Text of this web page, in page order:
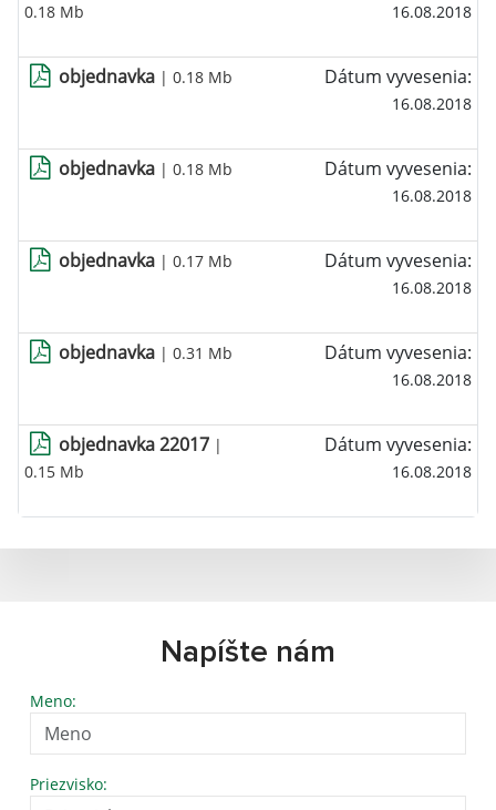
0.18 Mb
16.08.2018
objednavka | 0.18 Mb Dátum vyvesenia:
16.08.2018
objednavka | 0.18 Mb Dátum vyvesenia:
16.08.2018
objednavka | 0.17 Mb Dátum vyvesenia:
16.08.2018
objednavka | 0.31 Mb Dátum vyvesenia:
16.08.2018
objednavka 22017 |
0.15 Mb
Dátum vyvesenia:
16.08.2018
Napíšte nám
Meno:
Priezvisko: